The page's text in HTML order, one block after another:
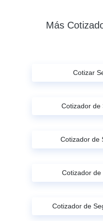
Más
Cotizar
Cotizador de
Cotizador de
Cotizador de
Cotizador de